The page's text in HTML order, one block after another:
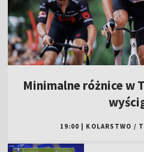
Minimalne różnice w
19:00 KOLARSTWO /